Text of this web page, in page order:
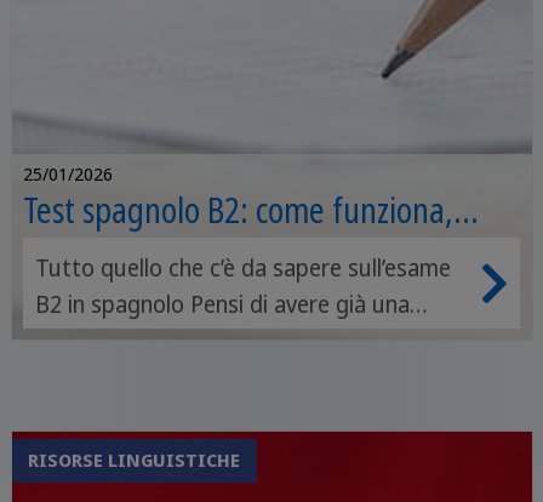
25/01/2026
Test spagnolo B2: come funziona,
quanto costa e simulazione
Tutto quello che c’è da sapere sull’esame
B2 in spagnolo Pensi di avere già una
buona padronanza della lingua spagnola?
le tue competenze.
RISORSE LINGUISTICHE